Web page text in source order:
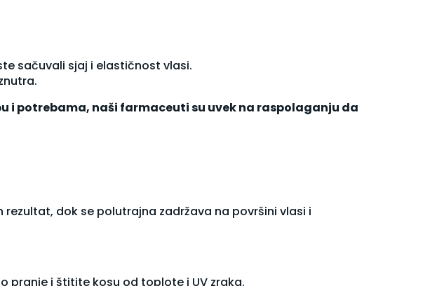
sačuvali sjaj i elastičnost vlasi.
i potrebama, naši farmaceuti su uvek na raspolaganju da
dok se polutrajna zadržava na površini vlasi i
pranje i štitite kosu od toplote i UV zraka.